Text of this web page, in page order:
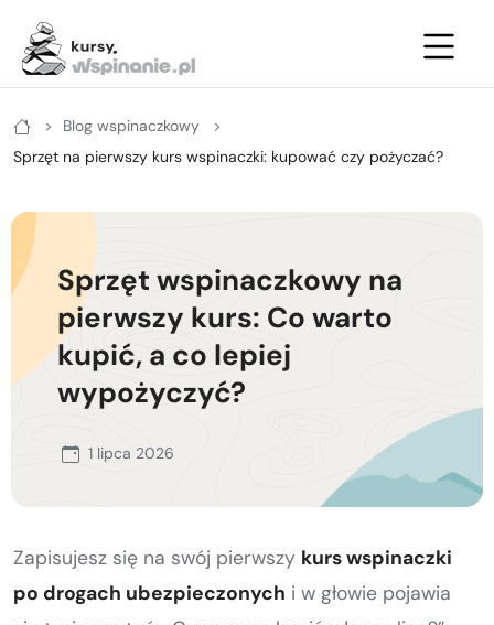
Blog wspinaczkowy
Sprzęt na pierwszy kurs wspinaczki: kupować czy pożyczać?
Sprzęt wspinaczkowy na
pierwszy kurs: Co warto
kupić, a co lepiej
wypożyczyć?
1 lipca 2026
Zapisujesz się na swój pierwszy kurs wspinaczki
po drogach ubezpieczonych i w głowie pojawia
Letnie
Kurs na ściance
Kurs na własnej asekuracji
Kurs skałkowy pełny
Podstawowy kurs wielowyciągowy
Doszkalający kurs wielowyciągowy
Letni kurs taternicki
Kurs turystyki wysokogórskiej
Nie wiesz który wybrać?
Kurs turystyki zimowej - podstawowy
Kurs skiturowy - podstawowy
Kurs narciarstwa wysokogórskiego -
zaawansowany
Kurs lawinowy